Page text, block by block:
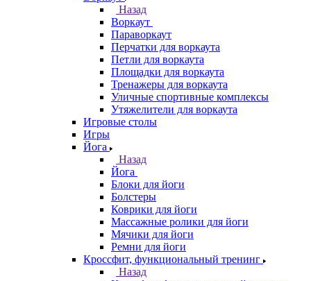
Назад
Воркаут
Параворкаут
Перчатки для воркаута
Петли для воркаута
Площадки для воркаута
Тренажеры для воркаута
Уличные спортивные комплексы
Утяжелители для воркаута
Игровые столы
Игры
Йога
Назад
Йога
Блоки для йоги
Болстеры
Коврики для йоги
Массажные ролики для йоги
Мячики для йоги
Ремни для йоги
Кроссфит, функциональный тренинг
Назад